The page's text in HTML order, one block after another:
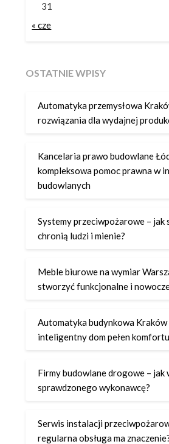
31
« cze
OSTATNIE WPISY
Automatyka przemysłowa
rozwiązania dla wydajnej
Kancelaria prawo budowlane
kompleksowa pomoc prawna w
budowlanych
Systemy przeciwpożarowe – jak
chronią ludzi i mienie?
Meble biurowe na wymiar
stworzyć funkcjonalne i
Automatyka budynkowa
inteligentny dom pełen
Firmy budowlane drogowe – jak
sprawdzonego wykonawcę?
Serwis instalacji
regularna obsługa ma